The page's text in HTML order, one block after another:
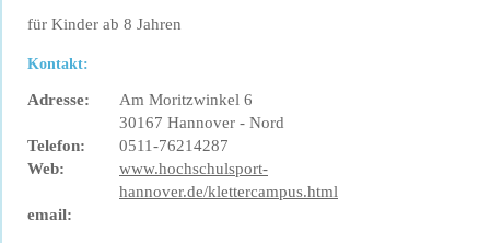
für Kinder ab 8 Jahren
Kontakt:
Adresse:
Am Moritzwinkel 6
30167 Hannover - Nord
Telefon:
0511-76214287
Web:
www.hochschulsport-
hannover.de/klettercampus.html
email: